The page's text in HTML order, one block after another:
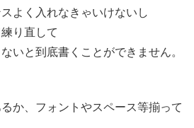
よく入れなきゃいけないし
り直して
いと到底書くことができません。
か、フォントやスペース等揃って